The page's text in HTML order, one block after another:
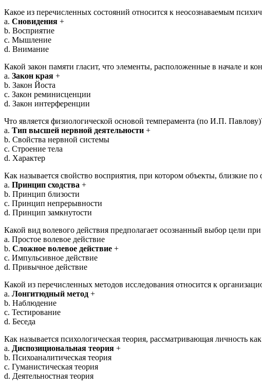
Какое из перечисленных состояний относится к неосознаваемым
a. Сновидения +
b. Восприятие
c. Мышление
d. Внимание
Какой закон памяти гласит, что элементы, расположенные в начале и
a. Закон края +
b. Закон Йоста
c. Закон реминисценции
d. Закон интерференции
Что является физиологической основой темперамента (по И.П.
a. Тип высшей нервной деятельности +
b. Свойства нервной системы
c. Строение тела
d. Характер
Как называется свойство восприятия, при котором объекты, близкие
a. Принцип сходства +
b. Принцип близости
c. Принцип непрерывности
d. Принцип замкнутости
Какой вид волевого действия предполагает осознанный выбор цели
a. Простое волевое действие
b. Сложное волевое действие +
c. Импульсивное действие
d. Привычное действие
Какой из перечисленных методов исследования относится к
a. Лонгитюдный метод +
b. Наблюдение
c. Тестирование
d. Беседа
Как называется психологическая теория, рассматривающая личность
a. Диспозициональная теория +
b. Психоаналитическая теория
c. Гуманистическая теория
d. Деятельностная теория